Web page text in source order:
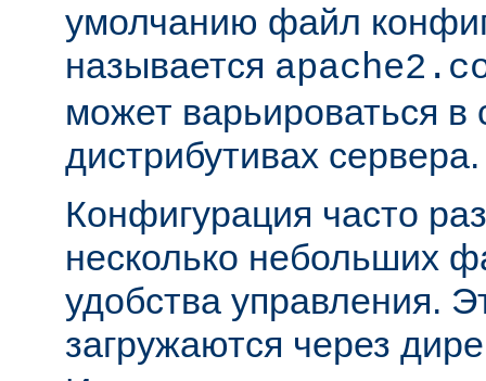
умолчанию файл
называется
может варьироваться в
дистрибутивах сервера.
Конфигурация часто
несколько небольших
удобства управления.
загружаются через